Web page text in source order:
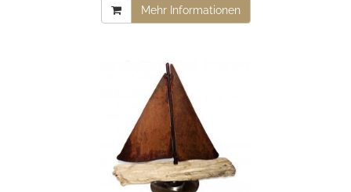
Mehr Informationen